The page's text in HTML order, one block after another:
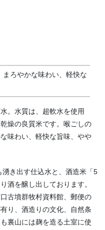
ろやかな味わい、軽快な
。水質は、超軟水を使用
燥の良質米です。喉ごしの
味わい、軽快な旨味、やや
き出す仕込水と、酒造米「5
酒を醸し出しております。
古墳群牧村資料館、郵便の
り、酒造りの文化、自然条
裏山には麹を造る土室に使